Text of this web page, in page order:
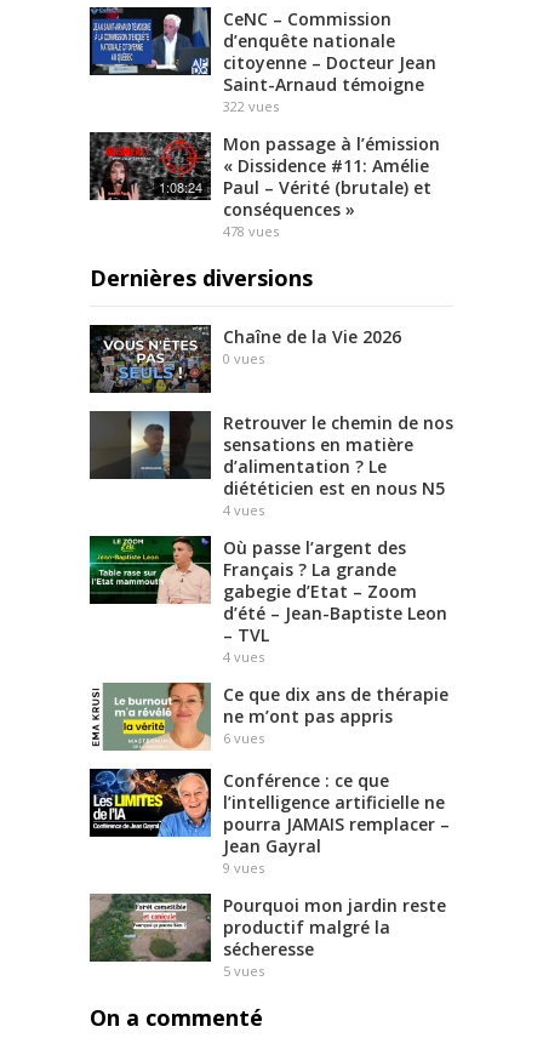
CeNC – Commission
d’enquête nationale
citoyenne – Docteur Jean
Saint-Arnaud témoigne
322 vues
1:08:24
Mon passage à l’émission
« Dissidence #11: Amélie
Paul – Vérité (brutale) et
conséquences »
478 vues
Dernières diversions
Chaîne de la Vie 2026
0 vues
Retrouver le chemin de nos
sensations en matière
d’alimentation ? Le
diététicien est en nous N5
4 vues
Où passe l’argent des
Français ? La grande
gabegie d’Etat – Zoom
d’été – Jean-Baptiste Leon
– TVL
4 vues
Ce que dix ans de thérapie
ne m’ont pas appris
6 vues
Conférence : ce que
l’intelligence artificielle ne
pourra JAMAIS remplacer –
Jean Gayral
9 vues
Pourquoi mon jardin reste
productif malgré la
sécheresse
5 vues
On a commenté